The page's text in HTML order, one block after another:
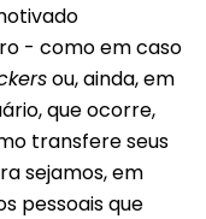
- como em caso
ou, ainda, em
que ocorre,
transfere seus
sejamos, em
pessoais que